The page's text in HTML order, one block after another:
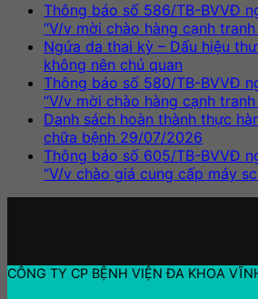
Thông báo số 586/TB-BVVĐ
“V/v mời chào hàng cạnh
Ngứa da thai kỳ – Dấu hiệu
không nên chủ quan
Thông báo số 580/TB-BVVĐ
“V/v mời chào hàng cạnh
Danh sách hoàn thành thực
chữa bệnh 29/07/2026
Thông báo số 605/TB-BVVĐ
“V/v chào giá cung cấp máy
CÔNG TY CP BỆNH VIỆN ĐA KHOA